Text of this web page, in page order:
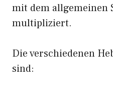
mit dem allgemeinen
multipliziert.
Die verschiedenen
sind: